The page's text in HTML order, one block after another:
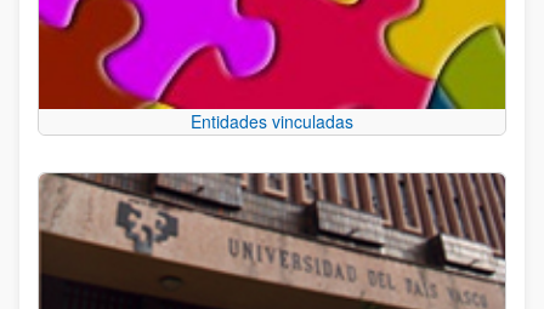
Entidades vinculadas